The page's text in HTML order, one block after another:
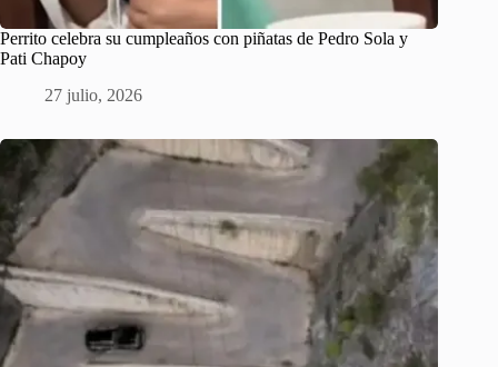
Perrito celebra su cumpleaños con piñatas de Pedro Sola y
Pati Chapoy
27 julio, 2026